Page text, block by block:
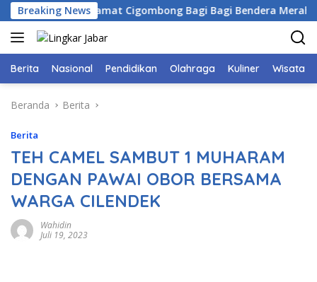
Langsung
ke
konten
Breaking News
Bersama Camat Cigombong Bagi Bagi Bendera Merah Putih
Berita Nasional Pendidikan Olahraga Kuliner Wisata
Beranda Berita
Berita
TEH CAMEL SAMBUT 1 MUHARAM
DENGAN PAWAI OBOR BERSAMA
WARGA CILENDEK
Wahidin
Juli 19, 2023